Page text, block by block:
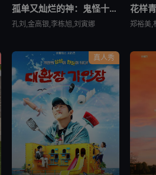
孤单又灿烂的神：鬼怪十周年特辑
孔刘,金高银,李栋旭,刘寅娜
花样
郑裕美,
真人秀